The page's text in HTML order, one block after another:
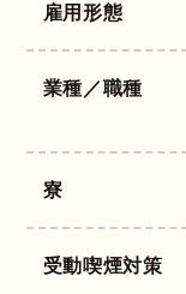
雇用形態
業種／職種
寮
受動喫煙対策